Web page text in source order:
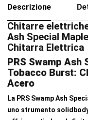
Descrizione
Chitarre
Ash Special
Chitarra Elettrica
PRS Swamp Ash
Tobacco Burst:
Acero
La PRS Swamp Ash
uno strumento